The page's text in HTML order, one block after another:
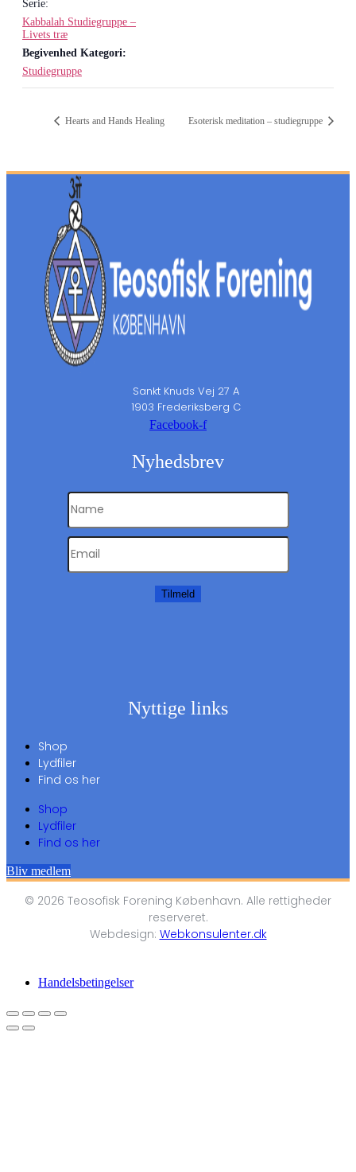
Serie:
Kabbalah Studiegruppe –
Livets træ
Begivenhed Kategori:
Studiegruppe
Hearts and Hands Healing Esoterisk meditation – studiegruppe
Sankt Knuds Vej 27 A
1903 Frederiksberg C
Facebook-f
Nyhedsbrev
Tilmeld
Nyttige links
Shop
Lydfiler
Find os her
Shop
Lydfiler
Find os her
Bliv medlem
© 2026 Teosofisk Forening København. Alle rettigheder
reserveret.
Webdesign: Webkonsulenter.dk
Handelsbetingelser